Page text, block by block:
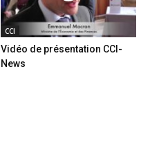
CCI
Vidéo de présentation CCI-
News